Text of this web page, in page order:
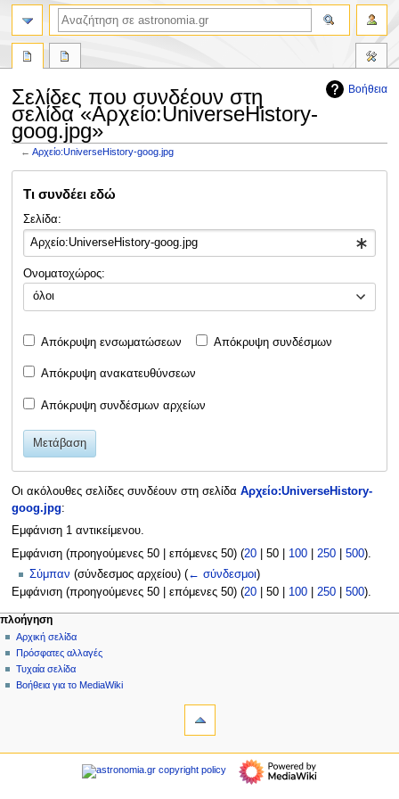
Βοήθεια
Σελίδες που συνδέουν στη
σελίδα «Αρχείο:UniverseHistory-
goog.jpg»
←Αρχείο:UniverseHistory-goog.jpg
στην
στηνΤι συνδέει εδώ
Σελίδα:
Ονοματοχώρος:
όλοι
Απόκρυψη ενσωματώσεων Απόκρυψη συνδέσμων
Απόκρυψη ανακατευθύνσεων
Απόκρυψη συνδέσμων αρχείων
Μετάβαση
Οι ακόλουθες σελίδες συνδέουν στη σελίδα Αρχείο:UniverseHistory-
goog.jpg:
Εμφάνιση 1 αντικείμενου.
Εμφάνιση (προηγούμενες 50| επόμενες 50) (20| 50| 100| 250| 500).
Σύμπαν (σύνδεσμος αρχείου) (← σύνδεσμοι)
Εμφάνιση (προηγούμενες 50| επόμενες 50) (20| 50| 100| 250| 500).
Μ
ε
ν
ο
ο
ενέργειες σελίδας
αρχείο
συζήτηση
ανάγνωση
προβολή
προσωπικά εργαλεία
δημιουργία
λογαριασμού
σύνδεση
πλοήγηση
Αρχική σελίδα
Πρόσφατες αλλαγές
Τυχαία σελίδα
Βοήθεια για το MediaWiki
αναζήτηση
πλοήγηση